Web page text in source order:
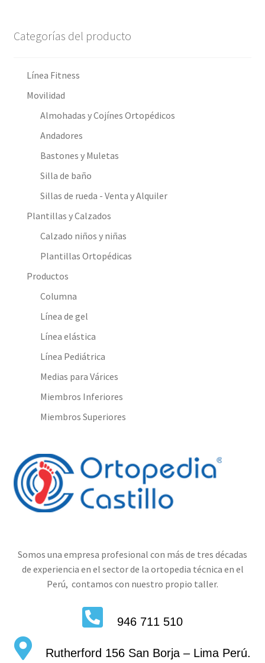
Categorías del producto
Línea Fitness
Movilidad
Almohadas y Cojínes Ortopédicos
Andadores
Bastones y Muletas
Silla de baño
Sillas de rueda - Venta y Alquiler
Plantillas y Calzados
Calzado niños y niñas
Plantillas Ortopédicas
Productos
Columna
Línea de gel
Línea elástica
Línea Pediátrica
Medias para Várices
Miembros Inferiores
Miembros Superiores
Somos una empresa profesional con más de tres décadas
de experiencia en el sector de la ortopedia técnica en el
Perú, contamos con nuestro propio taller.
946 711 510
Rutherford 156 San Borja – Lima Perú.